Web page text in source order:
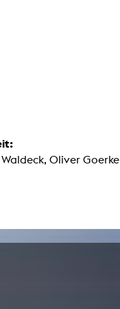
Oliver Goerke